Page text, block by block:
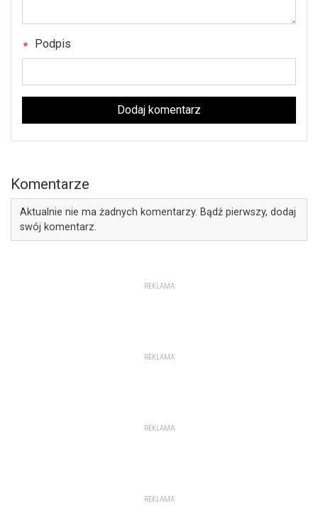
Podpis
Dodaj komentarz
Komentarze
Aktualnie nie ma żadnych komentarzy. Bądź pierwszy, dodaj
swój komentarz.
REKLAMA
REKLAMA
REKLAMA
REKLAMA